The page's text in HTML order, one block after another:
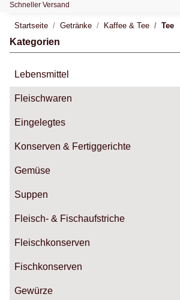
Schneller Versand
Startseite Getränke Kaffee & Tee Tee
Kategorien
Lebensmittel
Fleischwaren
Eingelegtes
Konserven & Fertiggerichte
Gemüse
Suppen
Fleisch- & Fischaufstriche
Fleischkonserven
Fischkonserven
Gewürze